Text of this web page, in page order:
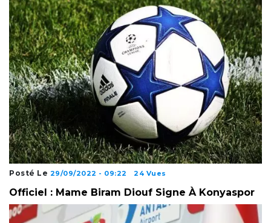
Posté Le 29/09/2022 - 09:22 24 Vues
Officiel : Mame Biram Diouf Signe À Konyaspor